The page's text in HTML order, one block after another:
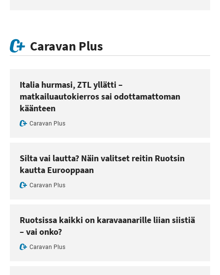
Caravan Plus
Italia hurmasi, ZTL yllätti –
matkailuautokierros sai odottamattoman
käänteen
Caravan Plus
Silta vai lautta? Näin valitset reitin Ruotsin
kautta Eurooppaan
Caravan Plus
Ruotsissa kaikki on karavaanarille liian siistiä
– vai onko?
Caravan Plus